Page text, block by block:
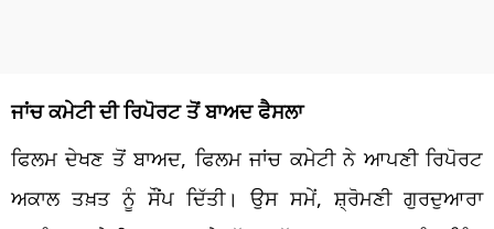
ਜਾਂਚ ਕਮੇਟੀ ਦੀ ਰਿਪੋਰਟ ਤੋਂ ਬਾਅਦ ਫੈਸਲਾ
ਫਿਲਮ ਦੇਖਣ ਤੋਂ ਬਾਅਦ, ਫਿਲਮ ਜਾਂਚ ਕਮੇਟੀ ਨੇ ਆਪਣੀ ਰਿਪੋਰਟ
ਅਕਾਲ ਤਖ਼ਤ ਨੂੰ ਸੌਂਪ ਦਿੱਤੀ। ਉਸ ਸਮੇਂ, ਸ਼੍ਰੋਮਣੀ ਗੁਰਦੁਆਰਾ